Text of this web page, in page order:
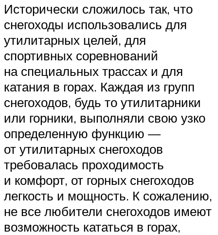
Исторически сложилось так, что
снегоходы использовались для
утилитарных целей, для
спортивных соревнований
на специальных трассах и для
катания в горах. Каждая из групп
снегоходов, будь то утилитарники
или горники, выполняли свою узко
определенную функцию —
от утилитарных снегоходов
требовалась проходимость
и комфорт, от горных снегоходов
легкость и мощность. К сожалению,
не все любители снегоходов имеют
возможность кататься в горах,